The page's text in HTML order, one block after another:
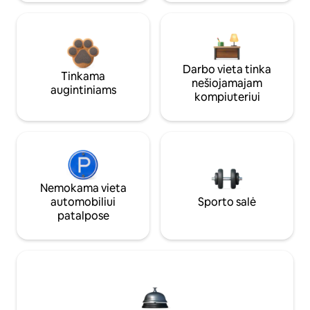
Tinkama
augintiniams
Darbo vieta tinka
nešiojamajam
kompiuteriui
Nemokama vieta
automobiliui
patalpose
Sporto salė